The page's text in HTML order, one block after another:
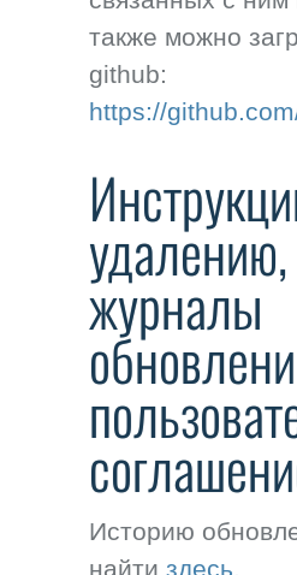
также можно
github:
https://
удалению,
журналы
Историю
найти здесь.